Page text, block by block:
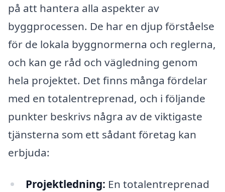
på att hantera alla aspekter av
byggprocessen. De har en djup förståelse
för de lokala byggnormerna och reglerna,
och kan ge råd och vägledning genom
hela projektet. Det finns många fördelar
med en totalentreprenad, och i följande
punkter beskrivs några av de viktigaste
tjänsterna som ett sådant företag kan
erbjuda:
Projektledning: En totalentreprenad